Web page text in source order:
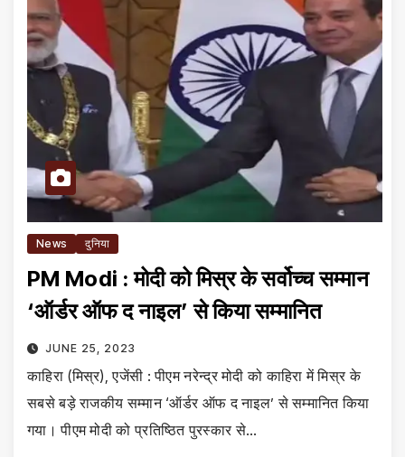
News दुनिया
PM Modi : मोदी को मिस्र के सर्वोच्च सम्मान
‘ऑर्डर ऑफ द नाइल’ से किया सम्मानित
JUNE 25, 2023
काहिरा (मिस्र), एजेंसी : पीएम नरेन्द्र मोदी को काहिरा में मिस्र के
सबसे बड़े राजकीय सम्मान ‘ऑर्डर ऑफ द नाइल’ से सम्मानित किया
गया। पीएम मोदी को प्रतिष्ठित पुरस्कार से…